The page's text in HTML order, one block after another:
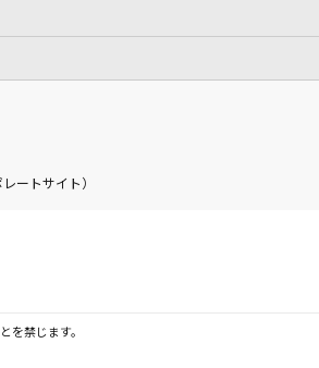
ートサイト）
を禁じます。